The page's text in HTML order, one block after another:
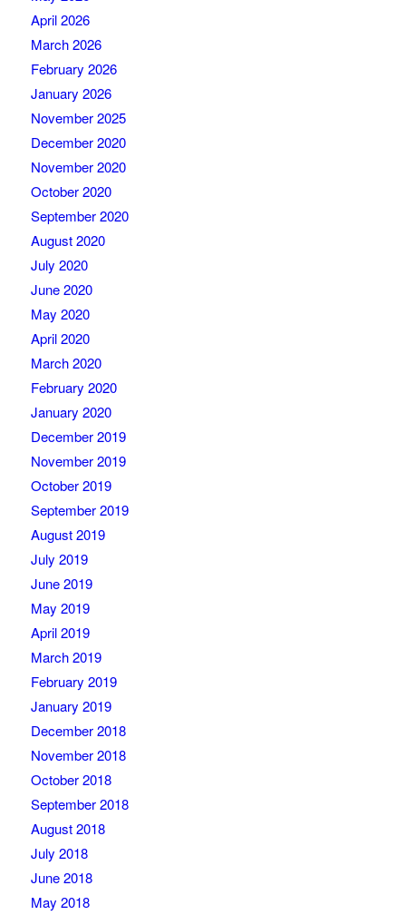
April 2026
March 2026
February 2026
January 2026
November 2025
December 2020
November 2020
October 2020
September 2020
August 2020
July 2020
June 2020
May 2020
April 2020
March 2020
February 2020
January 2020
December 2019
November 2019
October 2019
September 2019
August 2019
July 2019
June 2019
May 2019
April 2019
March 2019
February 2019
January 2019
December 2018
November 2018
October 2018
September 2018
August 2018
July 2018
June 2018
May 2018